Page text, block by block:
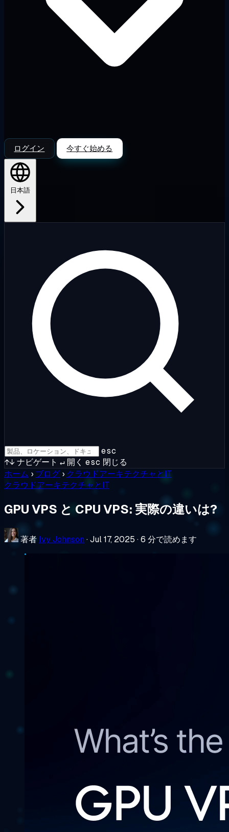
ログイン 今すぐ始める
日本語
esc
↑↓ ナビゲート ↵ 開く esc 閉じる
ホーム › ブログ › クラウドアーキテクチャとIT
クラウドアーキテクチャとIT
GPU VPS と CPU VPS: 実際の違いは?
著者 Ivy Johnson ·Jul 17, 2025 ·6 分で読めます